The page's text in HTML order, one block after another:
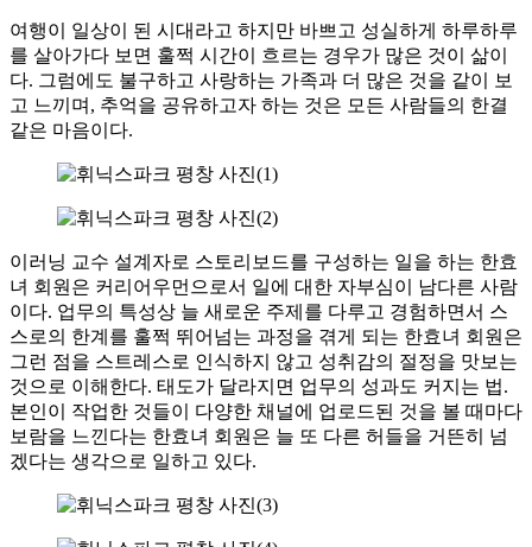
여행이 일상이 된 시대라고 하지만 바쁘고 성실하게 하루하루
를 살아가다 보면 훌쩍 시간이 흐르는 경우가 많은 것이 삶이
다. 그럼에도 불구하고 사랑하는 가족과 더 많은 것을 같이 보
고 느끼며, 추억을 공유하고자 하는 것은 모든 사람들의 한결
같은 마음이다.
이러닝 교수 설계자로 스토리보드를 구성하는 일을 하는 한효
녀 회원은 커리어우먼으로서 일에 대한 자부심이 남다른 사람
이다. 업무의 특성상 늘 새로운 주제를 다루고 경험하면서 스
스로의 한계를 훌쩍 뛰어넘는 과정을 겪게 되는 한효녀 회원은
그런 점을 스트레스로 인식하지 않고 성취감의 절정을 맛보는
것으로 이해한다. 태도가 달라지면 업무의 성과도 커지는 법.
본인이 작업한 것들이 다양한 채널에 업로드된 것을 볼 때마다
보람을 느낀다는 한효녀 회원은 늘 또 다른 허들을 거뜬히 넘
겠다는 생각으로 일하고 있다.